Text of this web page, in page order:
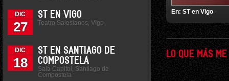
DIC
27
ST EN VIGO
Teatro Salesianos, Vigo
DIC
18
ST EN SANTIAGO DE
COMPOSTELA
Sala Capitol, Santiago de
Compostela
En: ST en Vigo
LO QUE MÁS ME